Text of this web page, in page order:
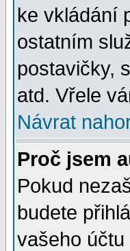
ke vkládání
ostatním
postavičky,
atd. Vřele
Návrat
Proč jsem
Pokud
budete
vašeho